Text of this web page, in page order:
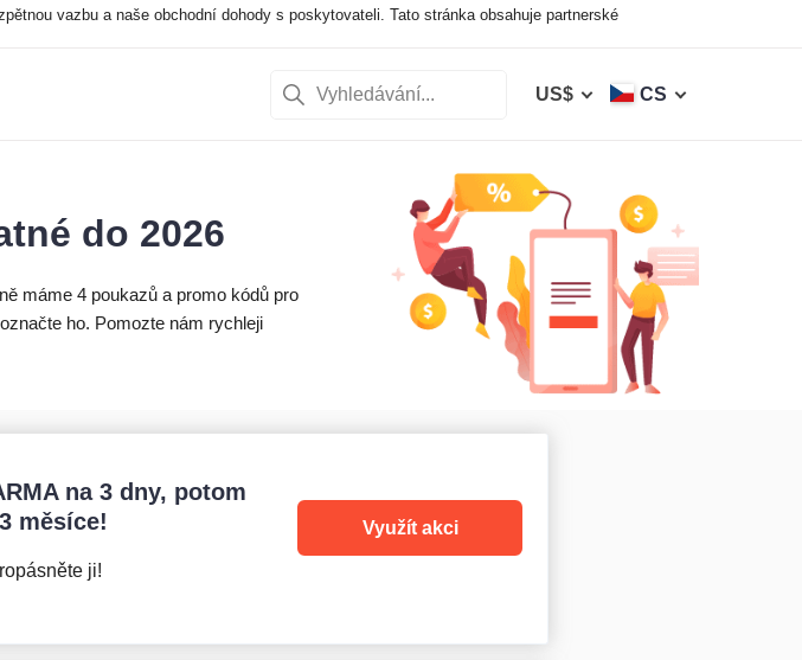
vazbu a naše obchodní dohody s poskytovateli. Tato stránka obsahuje partnerské
US$ CS
do 2026
máme 4 poukazů a promo kódů pro
ho. Pomozte nám rychleji
na 3 dny, potom
měsíce!
ji!
Využít akci